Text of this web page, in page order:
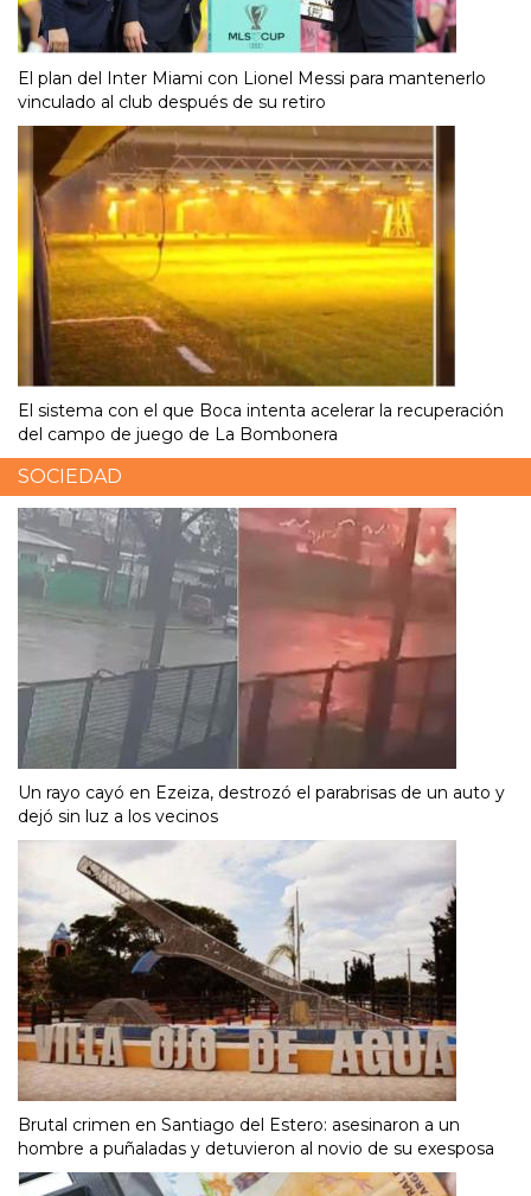
El plan del Inter Miami con Lionel Messi para mantenerlo
vinculado al club después de su retiro
El sistema con el que Boca intenta acelerar la recuperación
del campo de juego de La Bombonera
SOCIEDAD
Un rayo cayó en Ezeiza, destrozó el parabrisas de un auto y
dejó sin luz a los vecinos
Brutal crimen en Santiago del Estero: asesinaron a un
hombre a puñaladas y detuvieron al novio de su exesposa